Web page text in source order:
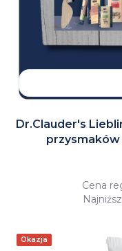
Dr.Clauder's
przysmaków
Cena
Okazja